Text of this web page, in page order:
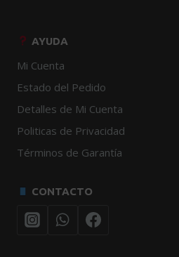
AYUDA
Mi Cuenta
Estado del Pedido
Detalles de Mi Cuenta
Politicas de Privacidad
Términos de Garantía
CONTACTO